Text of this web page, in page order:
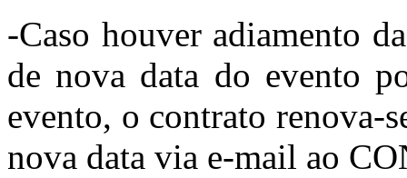
-Caso houver adiamento
de nova data do evento
evento, o contrato renova-
nova data via e-mail ao